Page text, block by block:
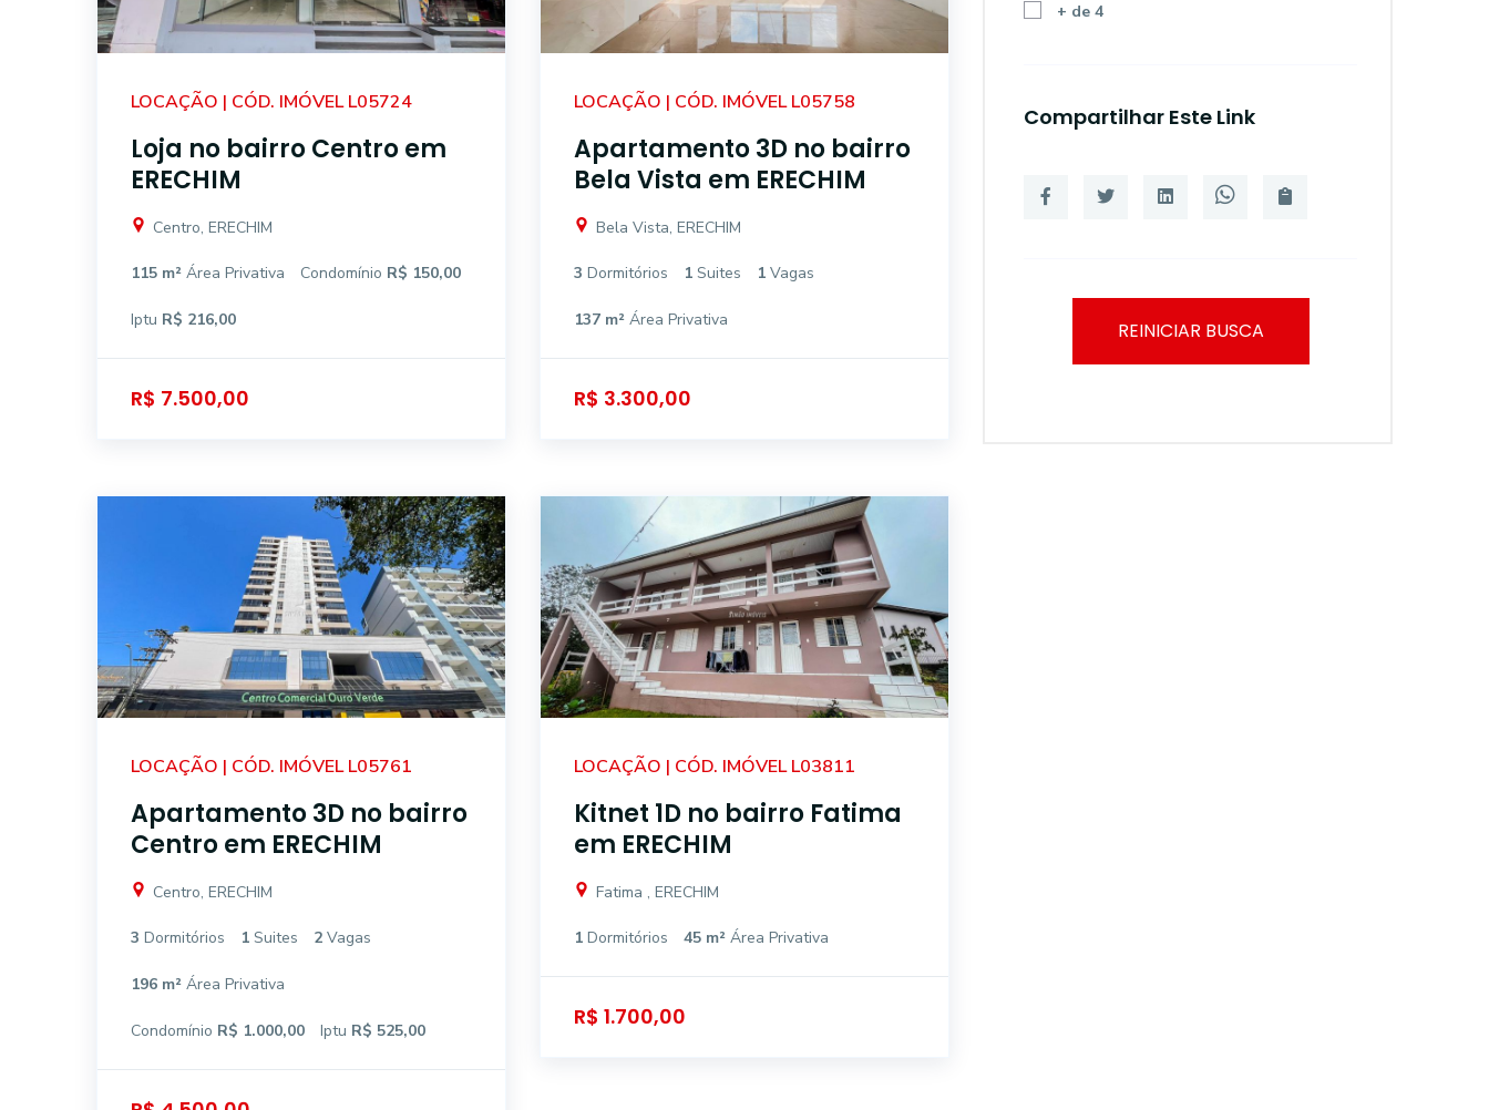
LOCAÇÃO | CÓD. IMÓVEL L05724
Loja no bairro Centro em
ERECHIM
Centro, ERECHIM
115 m² Área Privativa Condomínio R$ 150,00
Iptu R$ 216,00
R$ 7.500,00
LOCAÇÃO | CÓD. IMÓVEL L05758
Apartamento 3D no bairro
Bela Vista em ERECHIM
Bela Vista, ERECHIM
3 Dormitórios 1 Suites 1 Vagas
137 m² Área Privativa
R$ 3.300,00
LOCAÇÃO | CÓD. IMÓVEL L05761
Apartamento 3D no bairro
Centro em ERECHIM
Centro, ERECHIM
3 Dormitórios 1 Suites 2 Vagas
196 m² Área Privativa
Condomínio R$ 1.000,00 Iptu R$ 525,00
LOCAÇÃO | CÓD. IMÓVEL L03811
Kitnet 1D no bairro Fatima
em ERECHIM
Fatima , ERECHIM
1 Dormitórios 45 m² Área Privativa
R$ 1.700,00
+ de 4
Compartilhar Este Link
REINICIAR BUSCA